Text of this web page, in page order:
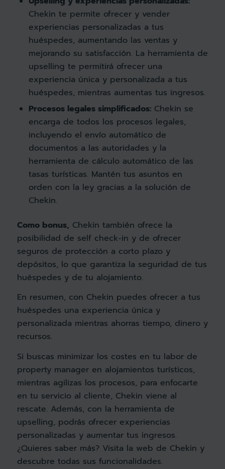
Chekin te permite ofrecer y vender
experiencias personalizadas a tus
huéspedes, aumentando las ventas y
mejorando su satisfacción. La herramienta de
upselling te permitirá ofrecer una
experiencia única y personalizada a tus
huéspedes, mientras aumentas tus ingresos.
Procesos legales simplificados: Chekin se
encarga de todos los procesos legales,
incluyendo el envío automático de
documentos a las autoridades y la
herramienta de cálculo automático de las
tasas turísticas. Mantén tus asuntos en
orden con la ley gracias a la solución de
Chekin.
Como bonus, Chekin también ofrece la
posibilidad de self check-in y de ofrecer
seguros de protección a corto plazo y
depósitos, lo que garantiza la seguridad de tus
huéspedes y de tu alojamiento.
En resumen, con Chekin puedes ofrecer a tus
huéspedes una experiencia única y
personalizada mientras ahorras tiempo, dinero y
recursos.
Si buscas minimizar los costes en tu labor de
property manager en alojamientos turísticos,
mientras agilizas los procesos, para enfocarte
en tu servicio al cliente, Chekin viene al
rescate. Además, con la herramienta de
upselling, podrás ofrecer experiencias
personalizadas y aumentar tus ingresos.
¿Quieres saber más? Visita la web de Chekin y
descubre todas sus funcionalidades.